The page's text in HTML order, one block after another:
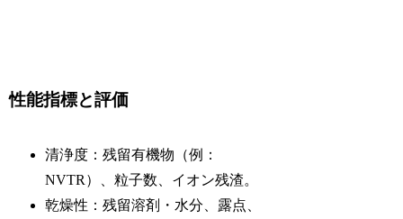
性能指標と評価
清浄度：残留有機物（例：
NVTR）、粒子数、イオン残渣。
乾燥性：残留溶剤・水分、露点、